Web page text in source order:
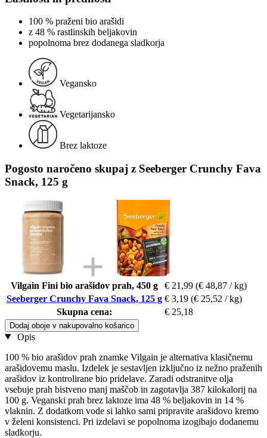
100 % praženi bio arašidi
z 48 % rastlinskih beljakovin
popolnoma brez dodanega sladkorja
Vegansko
Vegetarijansko
Brez laktoze
Pogosto naročeno skupaj z Seeberger Crunchy Fava
Snack, 125 g
Vilgain Fini bio arašidov prah, 450 g € 21,99 (€ 48,87 / kg)
Seeberger Crunchy Fava Snack, 125 g € 3,19 (€ 25,52 / kg)
Skupna cena:
€ 25,18
Dodaj oboje v nakupovalno košarico
Opis
100 % bio arašidov prah znamke Vilgain je alternativa klasičnemu
arašidovemu maslu. Izdelek je sestavljen izključno iz nežno praženih
arašidov iz kontrolirane bio pridelave. Zaradi odstranitve olja
vsebuje prah bistveno manj maščob in zagotavlja 387 kilokalorij na
100 g. Veganski prah brez laktoze ima 48 % beljakovin in 14 %
vlaknin. Z dodatkom vode si lahko sami pripravite arašidovo kremo
v želeni konsistenci. Pri izdelavi se popolnoma izogibajo dodanemu
sladkorju.